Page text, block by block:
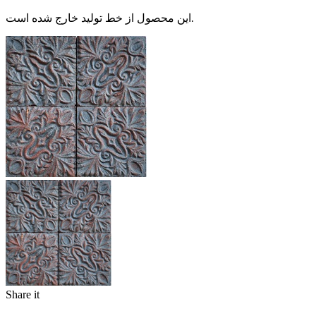
این محصول از خط تولید خارج شده است.
Share it